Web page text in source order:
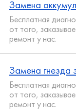
Замена
Бесплатная
от того,
ремонт у нас.
Замена гнезда
Бесплатная
от того,
ремонт у нас.